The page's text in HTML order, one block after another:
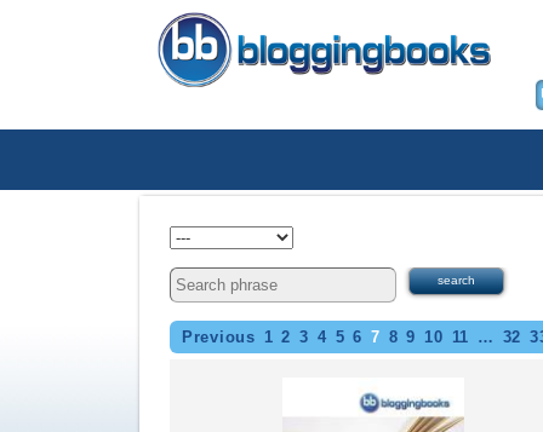
Previous 1 2 3 4 5 6 7 8 9 10 11 … 32